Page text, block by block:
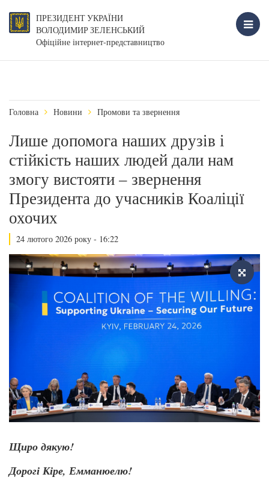
ПРЕЗИДЕНТ УКРАЇНИ
ВОЛОДИМИР ЗЕЛЕНСЬКИЙ
Офіційне інтернет-представництво
Головна Новини Промови та звернення
Лише допомога наших друзів і
стійкість наших людей дали нам
змогу вистояти – звернення
Президента до учасників Коаліції
охочих
24 лютого 2026 року - 16:22
Щиро дякую!
Дорогі Кіре, Емманюелю!